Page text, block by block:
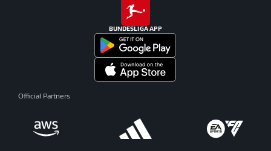
BUNDESLIGA APP
Official Partners